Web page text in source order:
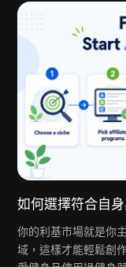
如何選擇符合自
你的利基市場就是你
域，這樣才能輕鬆創